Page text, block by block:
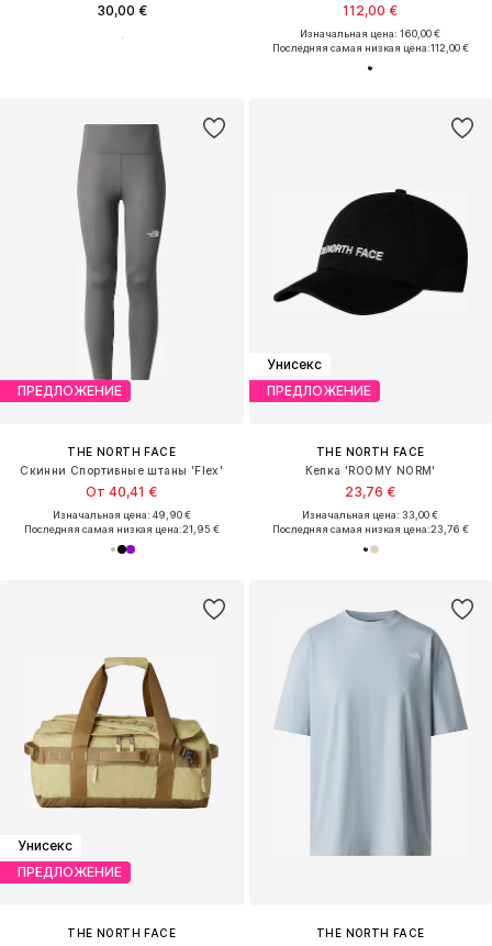
30,00 € 112,00 €
Изначальная цена: 160,00 €
Последняя самая низкая цена:112,00 €
ПРЕДЛОЖЕНИЕ
THE NORTH FACE
Скинни Спортивные штаны 'Flex'
От 40,41 €
Изначальная цена: 49,90 €
Последняя самая низкая цена:21,95 €
Унисекс
ПРЕДЛОЖЕНИЕ
THE NORTH FACE
Кепка 'ROOMY NORM'
23,76 €
Изначальная цена: 33,00 €
Последняя самая низкая цена:23,76 €
Унисекс
ПРЕДЛОЖЕНИЕ
THE NORTH FACE
THE NORTH FACE